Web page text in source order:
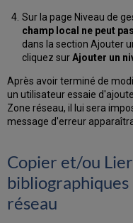
Sur la page Niveau de
champ local ne peut
dans la section Ajouter
cliquez surAjouter un
Après avoir terminé de
un utilisateur essaie
Zone réseau, il lui sera
message d'erreur
Copier et/ou
bibliographiques
réseau